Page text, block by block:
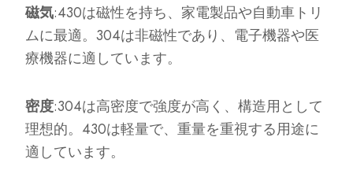
磁気:430は磁性を持ち、家電製品や自動車トリ
ムに最適。304は非磁性であり、電子機器や医
療機器に適しています。
密度:304は高密度で強度が高く、構造用として
理想的。430は軽量で、重量を重視する用途に
適しています。